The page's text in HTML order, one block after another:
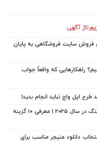
آگهی
فروش سایت فروشگاهی به پایان
راهکارهایی که واقعاً جواب
مناسب‌ترین کارت گرافیک برای بازی و گیمینگ در سال ۲۰۲۵ | معرفی ۱۰ گزینه
دانلود منیجر مناسب برای